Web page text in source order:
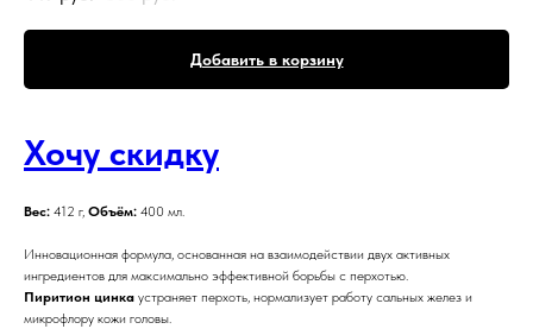
Добавить в корзину
Хочу скидку
Вес: 412 г, Объём: 400 мл.
Инновационная формула, основанная на взаимодействии двух активных
ингредиентов для максимально эффективной борьбы с перхотью.
Пиритион цинка устраняет перхоть, нормализует работу сальных желез и
микрофлору кожи головы.